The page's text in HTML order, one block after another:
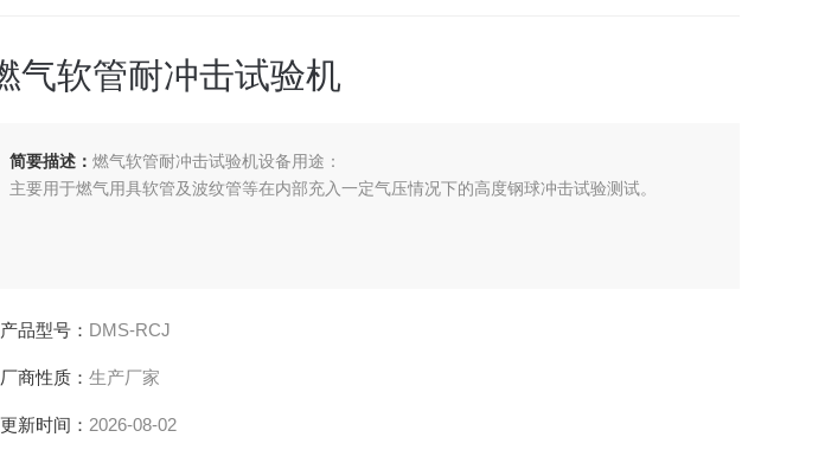
气软管耐冲击试验机
简要描述： 燃气软管耐冲击试验机设备用途：
主要用于燃气用具软管及波纹管等在内部充入一定气压情况下的高度钢球冲击试验测试。
产品型号： DMS-RCJ
厂商性质： 生产厂家
更新时间： 2026-08-02